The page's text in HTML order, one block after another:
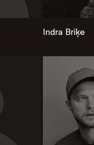
Indra Briķe